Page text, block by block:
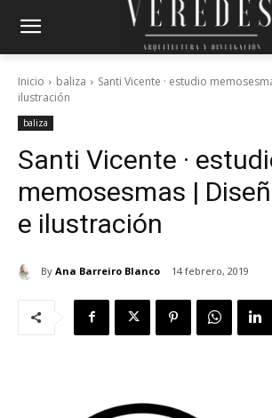
Inicio baliza
Santi Vicente · estudio
ilustración
baliza
Santi Vicente ·
memosesmas |
e ilustración
By Ana Barreiro Blanco 14 febrero, 2019